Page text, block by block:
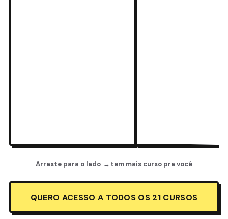
Arraste para o lado → tem mais curso pra você
QUERO ACESSO A TODOS OS 21 CURSOS